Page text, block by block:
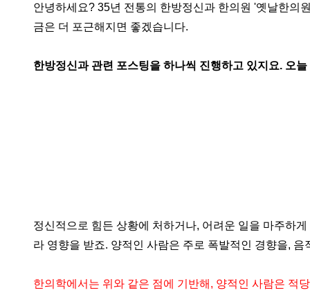
안녕하세요? 35년 전통의 한방정신과 한의원 '옛날한의
금은 더 포근해지면 좋겠습니다.
한방정신과 관련 포스팅을 하나씩 진행하고 있지요. 오
정신적으로 힘든 상황에 처하거나, 어려운 일을 마주하
라 영향을 받죠. 양적인 사람은 주로 폭발적인 경향을,
한의학에서는 위와 같은 점에 기반해, 양적인 사람은 적